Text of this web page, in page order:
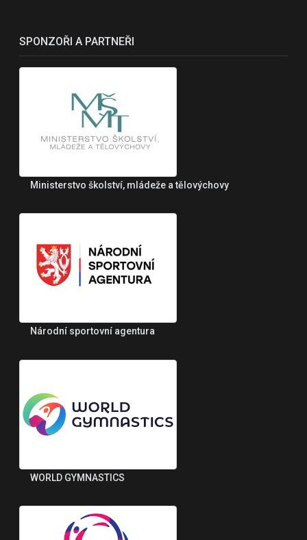
SPONZOŘI A PARTNEŘI
Ministerstvo školství, mládeže a tělovýchovy
Národní sportovní agentura
WORLD GYMNASTICS